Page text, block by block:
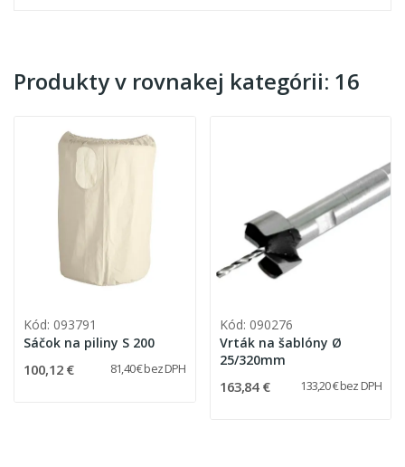
Produkty v rovnakej kategórii: 16
Kód: 093791
Sáčok na piliny S 200
100,12 € 81,40 € bez DPH
Kód: 090276
Vrták na šablóny Ø
25/320mm
163,84 € 133,20 € bez DPH